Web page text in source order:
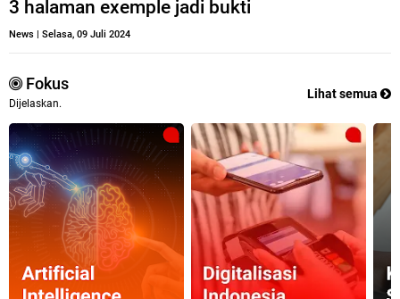
3 halaman exemple jadi bukti
News | Selasa, 09 Juli 2024
Fokus
Dijelaskan.
Lihat semua